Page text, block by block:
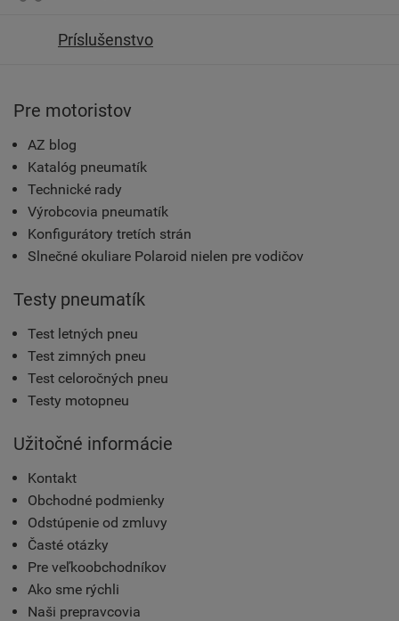
Príslušenstvo
Pre motoristov
AZ blog
Katalóg pneumatík
Technické rady
Výrobcovia pneumatík
Konfigurátory tretích strán
Slnečné okuliare Polaroid nielen pre vodičov
Testy pneumatík
Test letných pneu
Test zimných pneu
Test celoročných pneu
Testy motopneu
Užitočné informácie
Kontakt
Obchodné podmienky
Odstúpenie od zmluvy
Časté otázky
Pre veľkoobchodníkov
Ako sme rýchli
Naši prepravcovia